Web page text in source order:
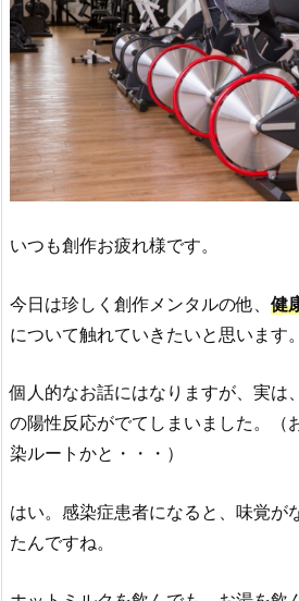
いつも創作お疲れ様です。
今日は珍しく創作メンタルの他、 健
について触れていきたいと思います。
個人的なお話にはなりますが、実は
の陽性反応がでてしまいました。（
染ルートかと・・・）
はい。感染症患者になると、味覚が
たんですね。